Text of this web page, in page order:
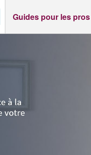
Guides pour les pros